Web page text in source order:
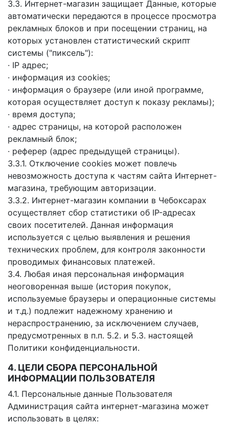
3.3. Интернет-магазин защищает Данные, которые
автоматически передаются в процессе просмотра
рекламных блоков и при посещении страниц, на
которых установлен статистический скрипт
системы ("пиксель"):
· IP адрес;
· информация из cookies;
· информация о браузере (или иной программе,
которая осуществляет доступ к показу рекламы);
· время доступа;
· адрес страницы, на которой расположен
рекламный блок;
· реферер (адрес предыдущей страницы).
3.3.1. Отключение cookies может повлечь
невозможность доступа к частям сайта Интернет-
магазина, требующим авторизации.
3.3.2. Интернет-магазин компании в Чебоксарах
осуществляет сбор статистики об IP-адресах
своих посетителей. Данная информация
используется с целью выявления и решения
технических проблем, для контроля законности
проводимых финансовых платежей.
3.4. Любая иная персональная информация
неоговоренная выше (история покупок,
используемые браузеры и операционные системы
и т.д.) подлежит надежному хранению и
нераспространению, за исключением случаев,
предусмотренных в п.п. 5.2. и 5.3. настоящей
Политики конфиденциальности.
4. ЦЕЛИ СБОРА ПЕРСОНАЛЬНОЙ
ИНФОРМАЦИИ ПОЛЬЗОВАТЕЛЯ
4.1. Персональные данные Пользователя
Администрация сайта интернет-магазина может
использовать в целях: